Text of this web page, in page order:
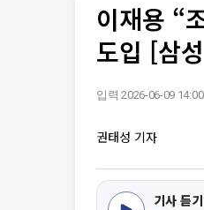
이재용 “
도입 [삼
입력 2026-06-09 14:00
권태성 기자
기사 듣기